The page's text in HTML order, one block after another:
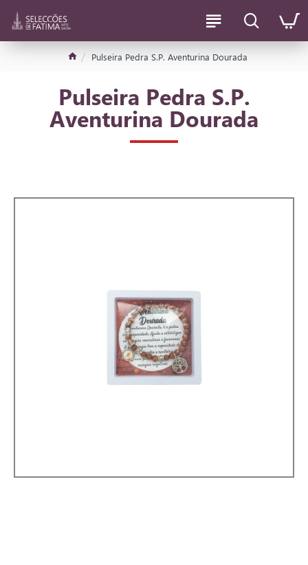
Pulseira Pedra S.P. Aventurina Dourada
Pulseira Pedra S.P.
Aventurina Dourada